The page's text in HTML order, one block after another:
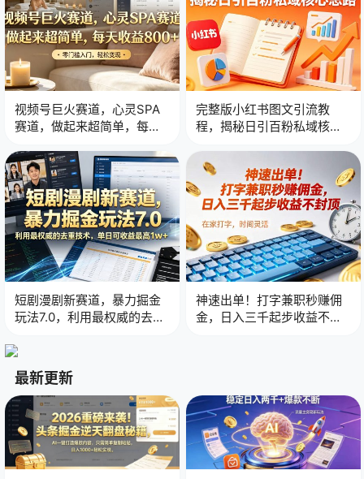
视频号巨火赛道，心灵SPA
赛道，做起来超简单，每天
完整版小红书图文引流教
程，揭秘日引百粉私域核心
短剧漫剧新赛道，暴力掘金
玩法7.0，利用最权威的去重
神速出单！打字兼职秒赚佣
金，日入三千起步收益不封
最新更新